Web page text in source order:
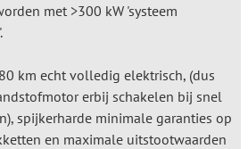
met >300 kW 'systeem
km echt volledig elektrisch, (dus
erbij schakelen bij snel
spijkerharde minimale garanties op
en maximale uitstootwaarden